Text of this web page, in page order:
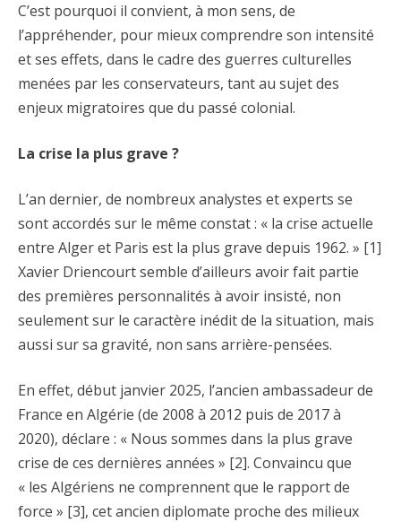
C’est pourquoi il convient, à mon sens, de
l’appréhender, pour mieux comprendre son intensité
et ses effets, dans le cadre des guerres culturelles
menées par les conservateurs, tant au sujet des
enjeux migratoires que du passé colonial.
La crise la plus grave ?
L’an dernier, de nombreux analystes et experts se
sont accordés sur le même constat : « la crise actuelle
entre Alger et Paris est la plus grave depuis 1962. » [1]
Xavier Driencourt semble d’ailleurs avoir fait partie
des premières personnalités à avoir insisté, non
seulement sur le caractère inédit de la situation, mais
aussi sur sa gravité, non sans arrière-pensées.
En effet, début janvier 2025, l’ancien ambassadeur de
France en Algérie (de 2008 à 2012 puis de 2017 à
2020), déclare : « Nous sommes dans la plus grave
crise de ces dernières années » [2]. Convaincu que
« les Algériens ne comprennent que le rapport de
force » [3], cet ancien diplomate proche des milieux